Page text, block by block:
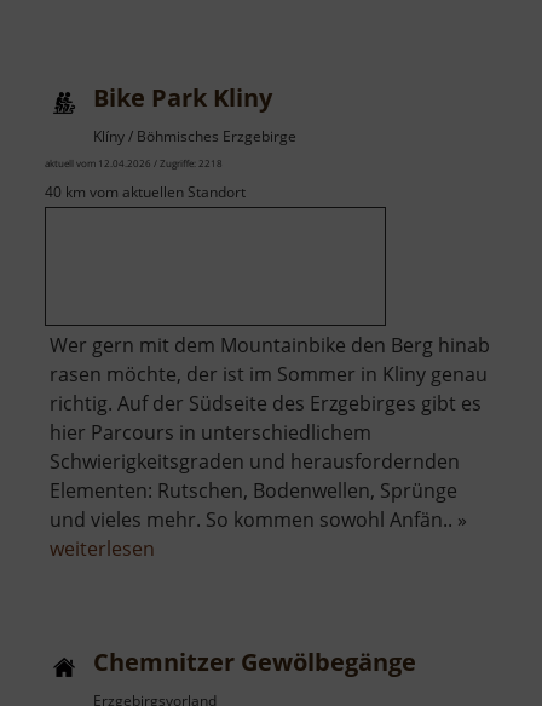
Bike Park Kliny
Klíny / Böhmisches Erzgebirge
aktuell vom 12.04.2026 / Zugriffe: 2218
40 km vom aktuellen Standort
Wer gern mit dem Mountainbike den Berg hinab
rasen möchte, der ist im Sommer in Kliny genau
richtig. Auf der Südseite des Erzgebirges gibt es
hier Parcours in unterschiedlichem
Schwierigkeitsgraden und herausfordernden
Elementen: Rutschen, Bodenwellen, Sprünge
und vieles mehr. So kommen sowohl Anfän.. »
weiterlesen
Chemnitzer Gewölbegänge
Erzgebirgsvorland